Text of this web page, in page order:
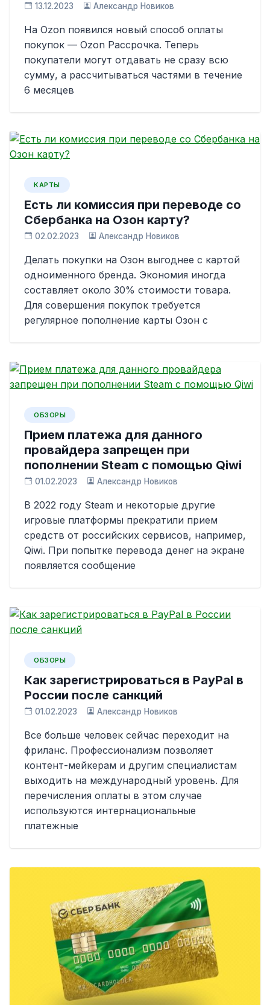
13.12.2023 Александр Новиков
На Ozon появился новый способ оплаты
покупок — Ozon Рассрочка. Теперь
покупатели могут отдавать не сразу всю
сумму, а рассчитываться частями в течение
6 месяцев
КАРТЫ
Есть ли комиссия при переводе со
Сбербанка на Озон карту?
02.02.2023 Александр Новиков
Делать покупки на Озон выгоднее с картой
одноименного бренда. Экономия иногда
составляет около 30% стоимости товара.
Для совершения покупок требуется
регулярное пополнение карты Озон с
ОБЗОРЫ
Прием платежа для данного
провайдера запрещен при
пополнении Steam с помощью Qiwi
01.02.2023 Александр Новиков
В 2022 году Steam и некоторые другие
игровые платформы прекратили прием
средств от российских сервисов, например,
Qiwi. При попытке перевода денег на экране
появляется сообщение
ОБЗОРЫ
Как зарегистрироваться в PayPal в
России после санкций
01.02.2023 Александр Новиков
Все больше человек сейчас переходит на
фриланс. Профессионализм позволяет
контент-мейкерам и другим специалистам
выходить на международный уровень. Для
перечисления оплаты в этом случае
используются интернациональные
платежные